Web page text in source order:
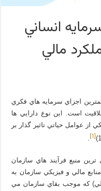
انساني
مالي
اجزاي سرمايه هاي فکري
است. اين نوع دارايي ها
عوامل حياتي تاثير گذار بر
[1]
.
منبع فرآيند هاي سازمان
مالي و فيزيکي سازمان به
که موجب بقاي سازمان مي